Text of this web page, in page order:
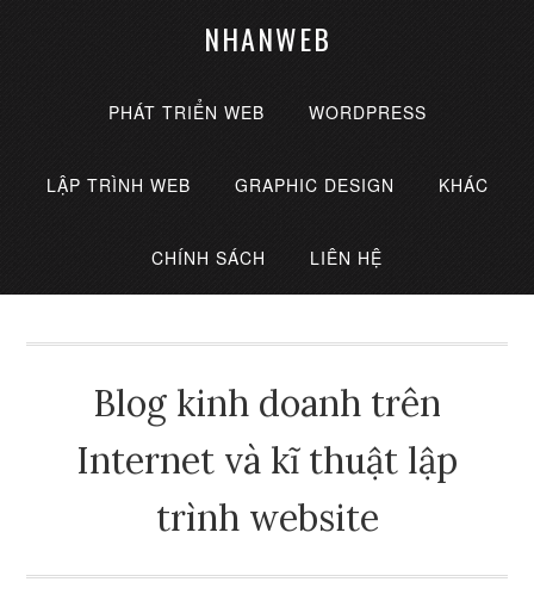
NHANWEB
PHÁT TRIỂN WEB WORDPRESS
LẬP TRÌNH WEB GRAPHIC DESIGN KHÁC
CHÍNH SÁCH LIÊN HỆ
Blog kinh doanh trên
Internet và kĩ thuật lập
trình website